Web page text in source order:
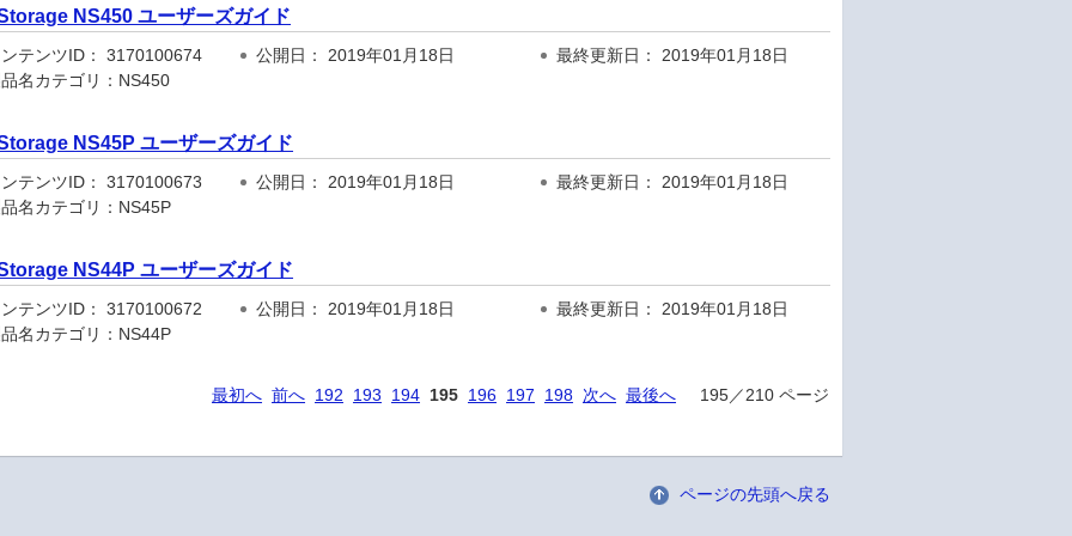
NS450 ユーザーズガイド
テンツID： 3170100674 公開日： 2019年01月18日
最終更新日： 2019年01月18日
名カテゴリ：NS450
NS45P ユーザーズガイド
テンツID： 3170100673 公開日： 2019年01月18日
最終更新日： 2019年01月18日
名カテゴリ：NS45P
NS44P ユーザーズガイド
テンツID： 3170100672 公開日： 2019年01月18日
最終更新日： 2019年01月18日
名カテゴリ：NS44P
最初へ 前へ 192 193 194 195 196 197 198 次へ 最後へ 195／210 ページ
ページの先頭へ戻る